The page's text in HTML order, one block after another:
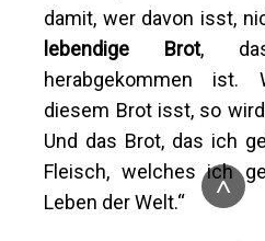
damit, wer davon isst,
lebendige Brot,
herabgekommen ist.
diesem Brot isst, so
Und das Brot, das ich
Fleisch, welches ich
Leben der Welt.“
^